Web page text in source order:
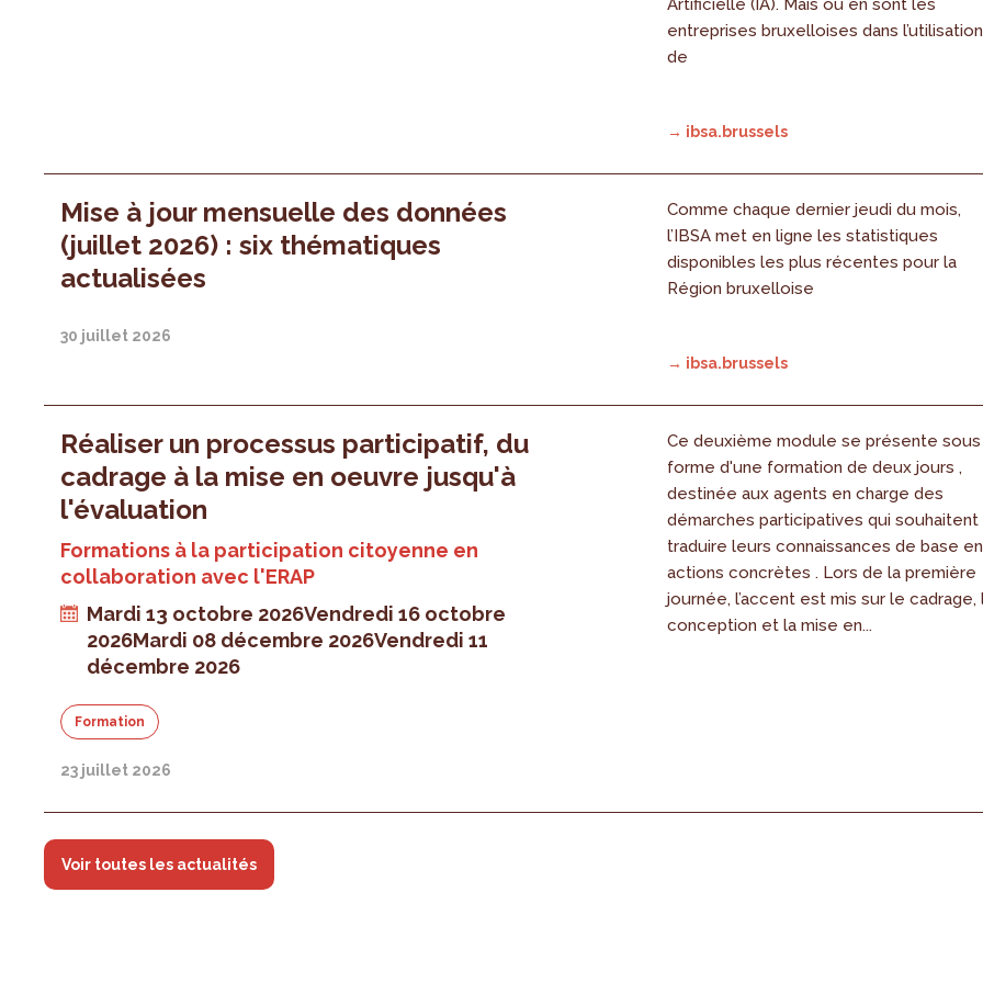
Artificielle (IA). Mais où en sont les
entreprises bruxelloises dans l’utilisation
de
→ ibsa.brussels
Mise à jour mensuelle des données
(juillet 2026) : six thématiques
actualisées
30 juillet 2026
Comme chaque dernier jeudi du mois,
l’IBSA met en ligne les statistiques
disponibles les plus récentes pour la
Région bruxelloise
→ ibsa.brussels
Réaliser un processus participatif, du
cadrage à la mise en oeuvre jusqu'à
l'évaluation
Formations à la participation citoyenne en
collaboration avec l'ERAP
Mardi 13 octobre 2026Vendredi 16 octobre
2026Mardi 08 décembre 2026Vendredi 11
décembre 2026
Formation
23 juillet 2026
Ce deuxième module se présente sous
forme d'une formation de deux jours ,
destinée aux agents en charge des
démarches participatives qui souhaitent
traduire leurs connaissances de base en
actions concrètes . Lors de la première
journée, l’accent est mis sur le cadrage,
conception et la mise en...
Voir toutes les actualités